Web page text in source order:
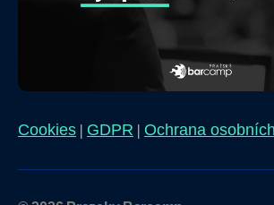
Cookies | GDPR | Ochrana